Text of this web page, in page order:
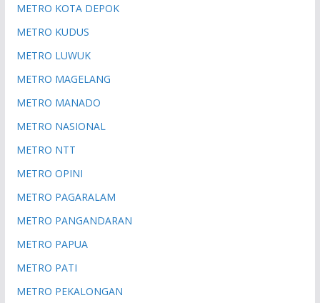
METRO KOTA DEPOK
METRO KUDUS
METRO LUWUK
METRO MAGELANG
METRO MANADO
METRO NASIONAL
METRO NTT
METRO OPINI
METRO PAGARALAM
METRO PANGANDARAN
METRO PAPUA
METRO PATI
METRO PEKALONGAN